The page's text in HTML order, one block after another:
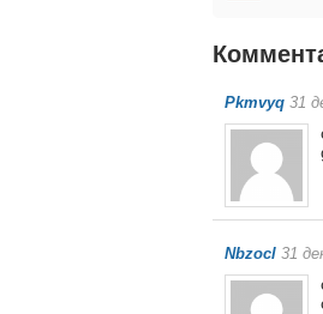
Pkmvyq 31
Nbzocl 31